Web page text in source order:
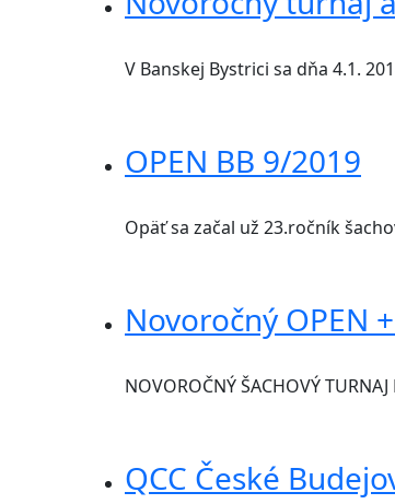
V Banskej Bystrici sa dňa 4.1.
OPEN BB 9/2019
Opäť sa začal už 23.ročník
Novoročný OPEN
NOVOROČNÝ ŠACHOVÝ
QCC České